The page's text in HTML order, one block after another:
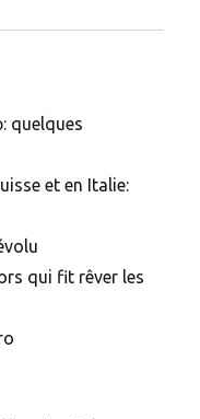
quelques
et en Italie:
qui fit rêver les